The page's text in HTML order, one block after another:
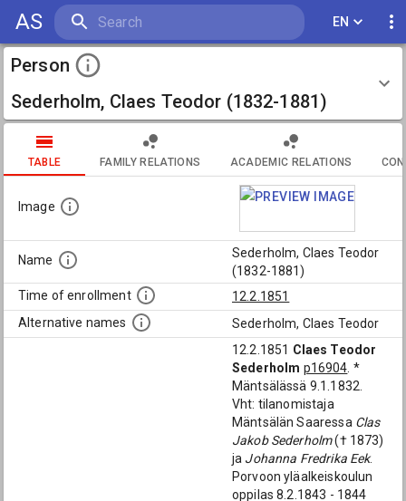
AS EN
Person
Sederholm, Claes Teodor (1832-1881)
TABLE FAMILY RELATIONS ACADEMIC RELATIONS
Image
Name
Sederholm, Claes Teodor
(1832-1881)
Time of enrollment
12.2.1851
Alternative names
Sederholm, Claes Teodor
12.2.1851 Claes Teodor
Sederholm p16904 . *
Mäntsälässä 9.1.1832.
Vht: tilanomistaja
Mäntsälän Saaressa Clas
Jakob Sederholm(† 1873)
ja Johanna Fredrika Eek.
Porvoon yläalkeiskoulun
oppilas 8.2.1843 - 1844